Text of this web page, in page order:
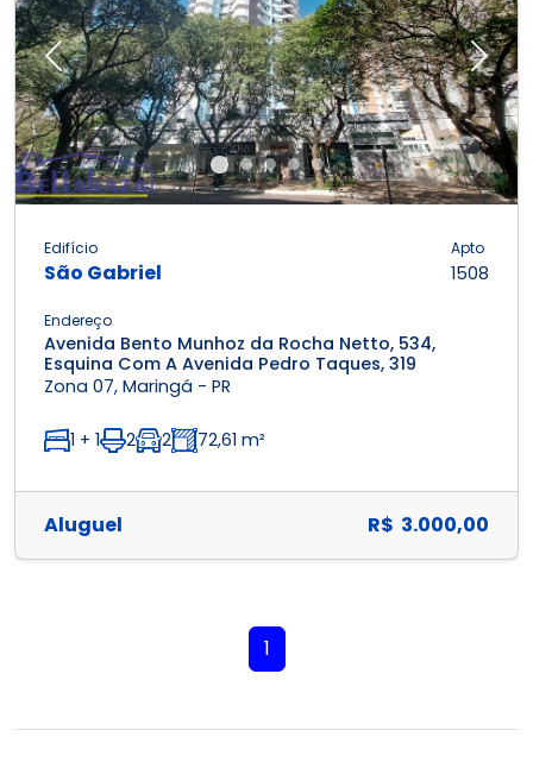
Previous Next
Edifício
São Gabriel
Apto
1508
Endereço
Avenida Bento Munhoz da Rocha Netto, 534,
Esquina Com A Avenida Pedro Taques, 319
Zona 07, Maringá - PR
1 + 1 2 2 72,61 m²
Aluguel R$ 3.000,00
1